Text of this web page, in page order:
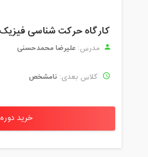
مدرس: علیرضا محمدحسنی
کلاس بعدی: نامشخص
خرید دوره